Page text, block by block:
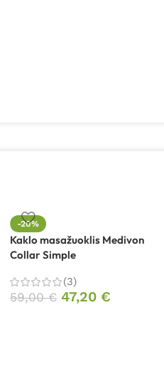
-20%
Kaklo masažuoklis Medivon
Collar Simple
(3)
59,00€ 47,20€